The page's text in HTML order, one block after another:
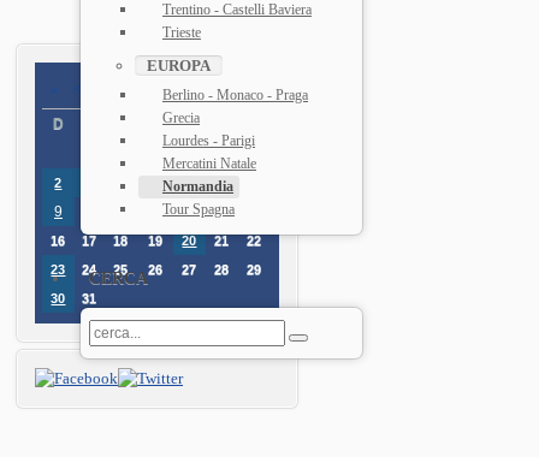
Trentino - Castelli Baviera
Trieste
EUROPA
Berlino - Monaco - Praga
Grecia
Lourdes - Parigi
Mercatini Natale
Normandia
Tour Spagna
CERCA
« < Agosto2026 > »
D M G
2
4 6 7
9 11 12 13 14
16
17 18 19 20 21
22
23
24 25 26 27 28
29
30
31